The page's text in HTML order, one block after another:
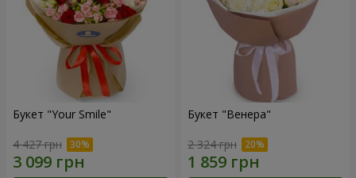
Букет "Your Smile"
4 427 грн
Букет "Венера"
2 324 грн